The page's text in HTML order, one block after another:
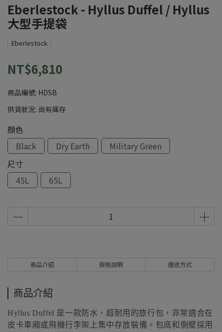
Eberlestock - Hyllus Duffel / Hyllus
大型手提袋
Eberlestock
NT$6,810
商品編號: HDSB
供貨狀況: 尚有庫存
顏色
Black
Dry Earth
Military Green
尺寸
45L
65L
商品介紹 規格說明 運送方式
商品介紹
Hyllus Duffel 是一款防水、超耐用的旅行包，非常適合在
皮卡車廂或飛機行李架上集中存放裝備。包底和側壁採用